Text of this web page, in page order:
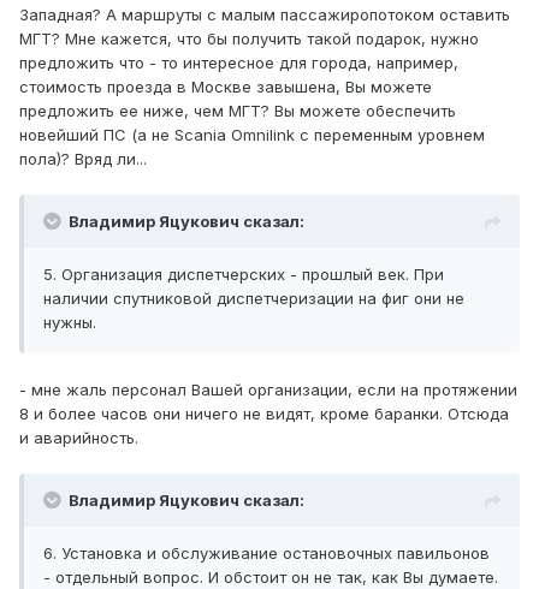
Западная? А маршруты с малым пассажиропотоком оставить
МГТ? Мне кажется, что бы получить такой подарок, нужно
предложить что - то интересное для города, например,
стоимость проезда в Москве завышена, Вы можете
предложить ее ниже, чем МГТ? Вы можете обеспечить
новейший ПС (а не Scania Omnilink с переменным уровнем
пола)? Вряд ли...
Владимир Яцукович сказал:
5. Организация диспетчерских - прошлый век. При
наличии спутниковой диспетчеризации на фиг они не
нужны.
- мне жаль персонал Вашей организации, если на протяжении
8 и более часов они ничего не видят, кроме баранки. Отсюда
и аварийность.
Владимир Яцукович сказал:
6. Установка и обслуживание остановочных павильонов
- отдельный вопрос. И обстоит он не так, как Вы думаете.